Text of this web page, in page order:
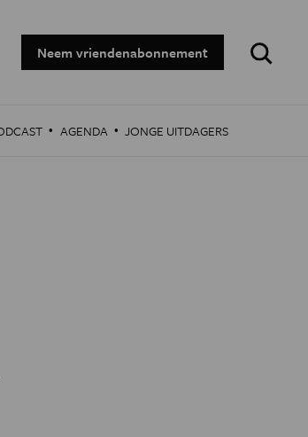
Neem vriendenabonnement
Zoeken:
· AGENDA · JONGE UITDAGERS